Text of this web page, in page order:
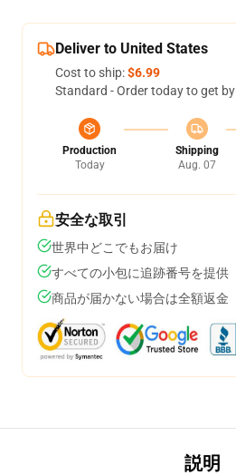
Deliver to United States
Cost to ship:$6.99
Standard - Order today to get by
Production
Today
Shipping
Aug. 07
安全な取引
世界中どこでもお届け
すべての小包に追跡番号を提供
商品が届かない場合は全額返金
説明